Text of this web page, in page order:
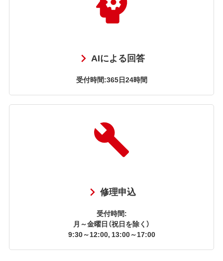
AIによる回答
受付時間:365日24時間
修理申込
受付時間:
月～金曜日（祝日を除く）
9:30～12:00, 13:00～17:00